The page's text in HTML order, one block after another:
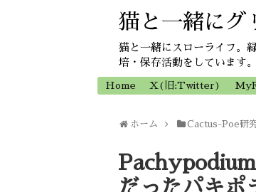
猫と一緒にグ
猫と一緒にスローライフ。
培・保存活動をしています
Home X(旧:Twitter)
ホーム Cactus-Poe研